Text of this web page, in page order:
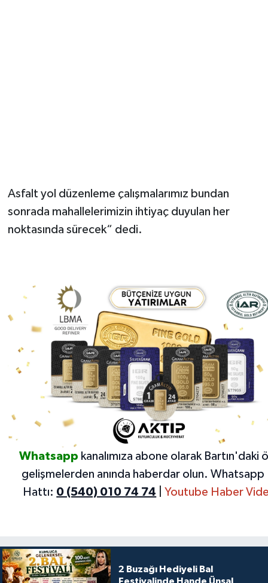
Asfalt yol düzenleme çalışmalarımız bundan
sonrada mahallelerimizin ihtiyaç duyulan her
noktasında sürecek“ dedi.
Whatsapp kanalımıza abone olarak Bartın'daki
gelişmelerden anında haberdar olun. Whatsapp
Hattı: 0 (540) 010 74 74 Youtube Haber
2 Buzağı Hediyeli Bal